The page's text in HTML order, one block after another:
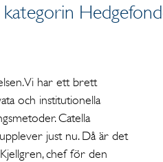
Vi har ett brett
och institutionella
Catella
just nu. Då är det
chef för den